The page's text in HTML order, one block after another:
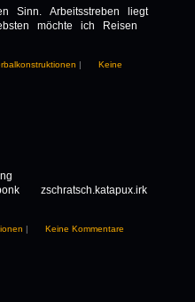
Sinn. Arbeitsstreben liegt
möchte ich Reisen
|
Keine
zschratsch.katapux.irk
| Keine Kommentare